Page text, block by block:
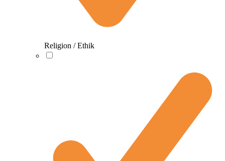
Religion / Ethik